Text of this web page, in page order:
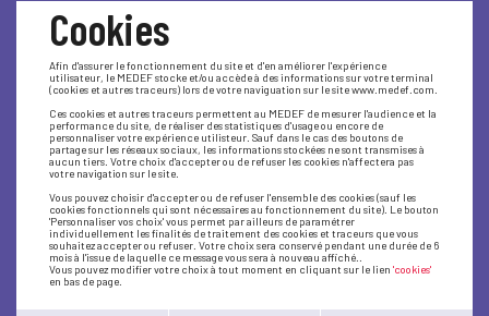
29 June 2017
DIGITAL
BizHackathon Blockchain Paris : relve
the event! (FR)
28 June 2017
DIGITAL
The various uses cases for blockchain
(FR)
22 June 2017
Cookies
Afin d'assurer le fonctionnement du site et d'en améliorer l'expérience
utilisateur, le MEDEF stocke et/ou accède à des informations sur votre terminal
(cookies et autres traceurs) lors de votre naviguation sur le site www.medef.com.
Ces cookies et autres traceurs permettent au MEDEF de mesurer l'audience et la
performance du site, de réaliser des statistiques d'usage ou encore de
personnaliser votre expérience utilisteur. Sauf dans le cas des boutons de
partage sur les réseaux sociaux, les informations stockées ne sont transmises à
aucun tiers. Votre choix d'accepter ou de refuser les cookies n'affectera pas
votre navigation sur le site.
Vous pouvez choisir d'accepter ou de refuser l'ensemble des cookies (sauf les
cookies fonctionnels qui sont nécessaires au fonctionnement du site). Le bouton
'Personnaliser vos choix' vous permet par ailleurs de paramétrer
individuellement les finalités de traitement des cookies et traceurs que vous
souhaitez accepter ou refuser. Votre choix sera conservé pendant une durée de 6
mois à l'issue de laquelle ce message vous sera à nouveau affiché..
Vous pouvez modifier votre choix à tout moment en cliquant sur le lien 'cookies'
en bas de page.